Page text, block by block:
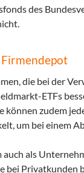
des
die bei der
ETFs
können zudem
um bei einem
auch als
bei Privatkunden